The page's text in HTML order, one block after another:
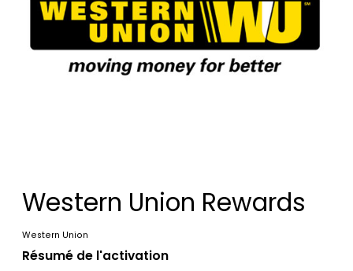
Western Union Rewards
Western Union
Résumé de l'activation